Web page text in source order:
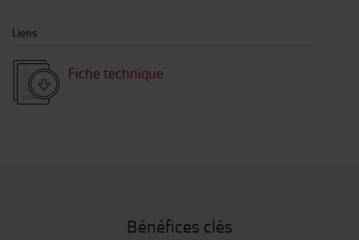
Liens
Fiche technique
Bénéfices clés